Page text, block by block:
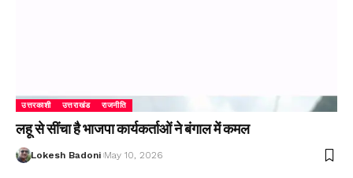
उत्तरकाशी उत्तराखंड राजनीति
लहू से सींचा है भाजपा कार्यकर्ताओं ने बंगाल में कमल
Lokesh Badoni May 10, 2026